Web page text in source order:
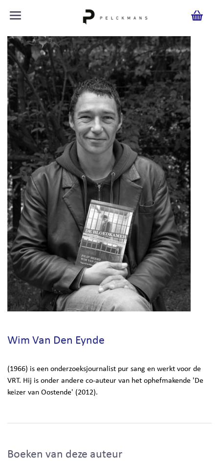
Wim Van Den Eynde
(1966) is een onderzoeksjournalist pur sang en werkt voor de
VRT. Hij is onder andere co-auteur van het ophefmakende 'De
keizer van Oostende' (2012).
Boeken van deze auteur